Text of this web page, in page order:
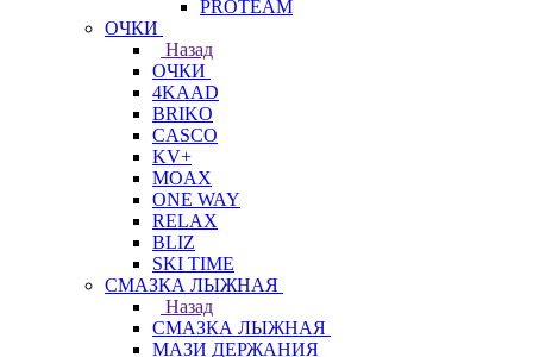
PROTEAM
ОЧКИ
Назад
ОЧКИ
4KAAD
BRIKO
CASCO
KV+
MOAX
ONE WAY
RELAX
BLIZ
SKI TIME
СМАЗКА ЛЫЖНАЯ
Назад
СМАЗКА ЛЫЖНАЯ
МАЗИ ДЕРЖАНИЯ